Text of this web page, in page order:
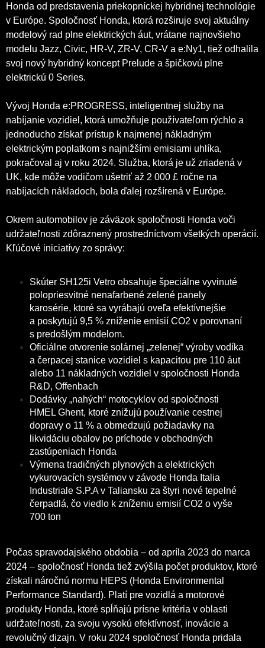
Honda od predstavenia priekopníckej hybridnej technológie
v Európe. Spoločnosť Honda, ktorá rozširuje svoj aktuálny
modelový rad plne elektrických áut, vrátane najnovšieho
modelu Jazz, Civic, HR-V, ZR-V, CR-V a e:Ny1, tiež odhalila
svoj nový hybridný koncept Prelude a špičkovú plne
elektrickú 0 Series.
Vývoj Honda e:PROGRESS, inteligentnej služby na
nabíjanie vozidiel, ktorá umožňuje používateľom rýchlo a
jednoducho získať prístup k najmenej nákladným
elektrickým poplatkom s najnižšími emisiami uhlíka,
pokračoval aj v roku 2024. Služba, ktorá je už zriadená v
UK, kde môže vodičom ušetriť až 2 000 £ ročne na
nabíjacích nákladoch, bola ďalej rozšírená v Európe.
Okrem automobilov je záväzok spoločnosti Honda voči
udržateľnosti zdôraznený prostredníctvom všetkých operácií.
Kľúčové iniciatívy zo správy:
Skúter SH125i Vetro obsahuje špeciálne vyvinuté
polopriesvitné nenafarbené zelené panely
karosérie, ktoré sa vyrábajú oveľa efektívnejšie
a poskytujú 9,5 % zníženie emisií CO2 v porovnaní
s predošlým modelom.
Oficiálne otvorenie solárnej „zelenej“ výroby vodíka
a čerpacej stanice vozidiel s kapacitou pre 110 áut
alebo 11 nákladných vozidiel v spoločnosti Honda
R&D, Offenbach
Dodávky „nahých“ motocyklov od spoločnosti
HMEL Ghent, ktoré znižujú používanie cestnej
dopravy o 11 % a obmedzujú požiadavky na
likvidáciu obalov po príchode v obchodných
zastúpeniach Honda
Výmena tradičných plynových a elektrických
vykurovacích systémov v závode Honda Italia
Industriale S.P.A v Taliansku za štyri nové tepelné
čerpadlá, čo viedlo k zníženiu emisií CO2 o vyše
700 ton
Počas spravodajského obdobia – od apríla 2023 do marca
2024 – spoločnosť Honda tiež zvýšila počet produktov, ktoré
získali náročnú normu HEPS (Honda Environmental
Performance Standard). Platí pre vozidlá a motorové
produkty Honda, ktoré spĺňajú prísne kritéria v oblasti
udržateľnosti, za svoju vysokú efektívnosť, inovácie a
revolučný dizajn. V roku 2024 spoločnosť Honda pridala